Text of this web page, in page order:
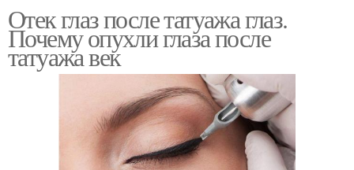
Отек глаз после татуажа глаз.
Почему опухли глаза после
татуажа век